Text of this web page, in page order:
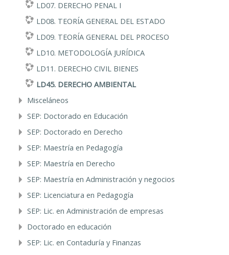
LD07. DERECHO PENAL I
LD08. TEORÍA GENERAL DEL ESTADO
LD09. TEORÍA GENERAL DEL PROCESO
LD10. METODOLOGÍA JURÍDICA
LD11. DERECHO CIVIL BIENES
LD45. DERECHO AMBIENTAL
Misceláneos
SEP: Doctorado en Educación
SEP: Doctorado en Derecho
SEP: Maestría en Pedagogía
SEP: Maestría en Derecho
SEP: Maestría en Administración y negocios
SEP: Licenciatura en Pedagogía
SEP: Lic. en Administración de empresas
Doctorado en educación
SEP: Lic. en Contaduría y Finanzas